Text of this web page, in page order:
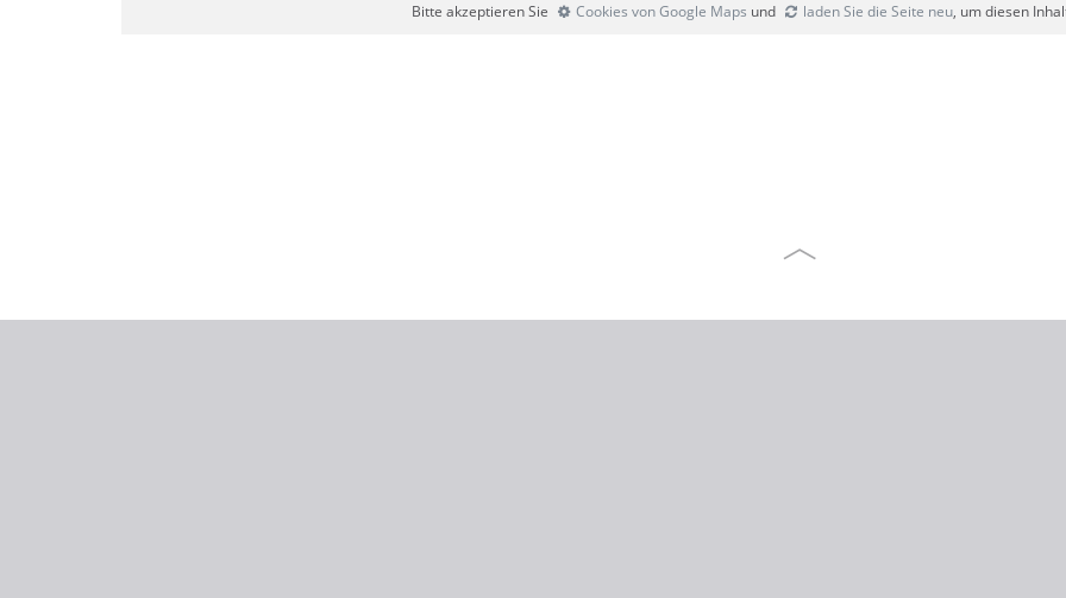
Bitte akzeptieren Sie
Cookies von Google Maps und laden Sie die Seite neu, um diesen